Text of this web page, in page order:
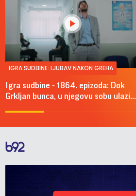
IGRA SUDBINE: LJUBAV NAKON GREHA
Igra sudbine - 1864. epizoda: Dok
Grkljan bunca, u njegovu sobu ulazi...